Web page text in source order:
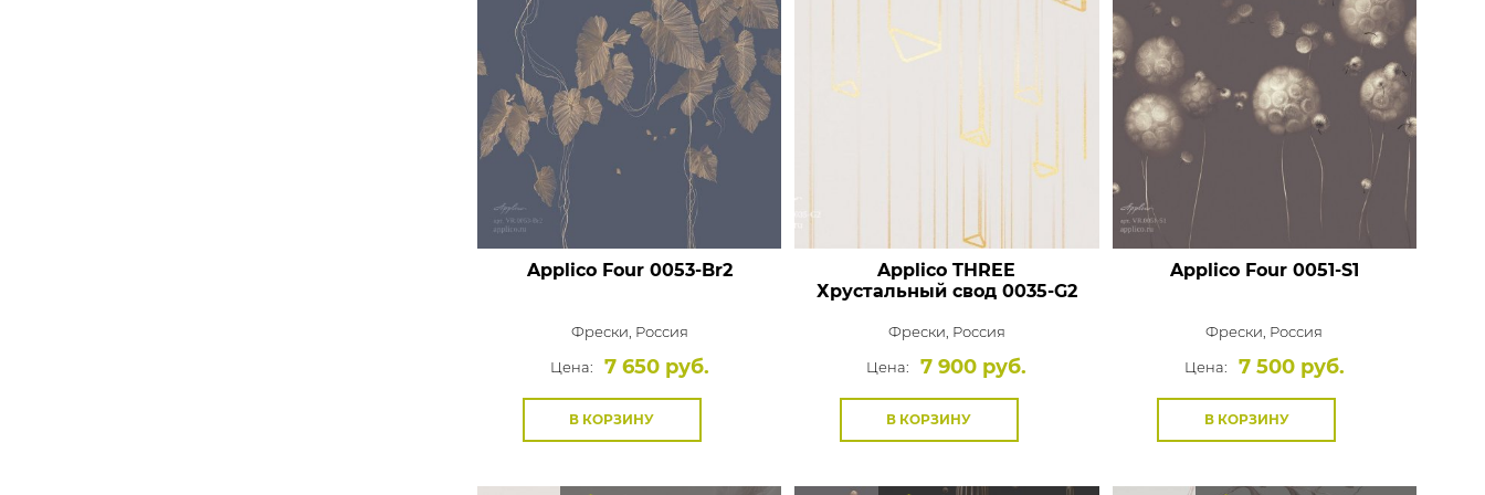
Applico Four0053-Br2
Фрески, Россия
Цена:
7 650 руб.
В КОРЗИНУ
Applico THREE
Хрустальный свод 0035-G2
Фрески, Россия
Цена:
7 900 руб.
В КОРЗИНУ
Applico Four0051-S1
Фрески, Россия
Цена:
7 500 руб.
В КОРЗИНУ